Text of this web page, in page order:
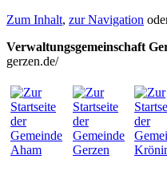
Zum Inhalt, zur Navigation
Verwaltungsgemeinschaft
gerzen.de/